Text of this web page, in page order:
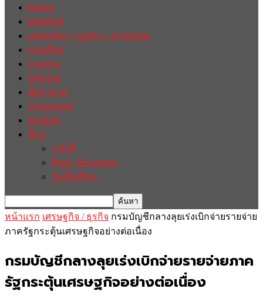
Home
ฮอตนิวส์
เศรษฐกิจ / ธุรกิจ / การตลาด
การเมือง
รายงาน
บทความ
สัมภาษณ์
ต่างประเทศ
english
อื่นๆ
วาไรตี้
ศิลปะ-วัฒนธรรม
กินดื่มเที่ยว
หน้าแรก เศรษฐกิจ / ธุรกิจ กรมบัญชีกลางลุยเร่งเบิกจ่ายรายจ่าย
ภาครัฐกระตุ้นเศรษฐกิจอย่างต่อเนื่อง
กรมบัญชีกลางลุยเร่งเบิกจ่ายรายจ่ายภาค
รัฐกระตุ้นเศรษฐกิจอย่างต่อเนื่อง